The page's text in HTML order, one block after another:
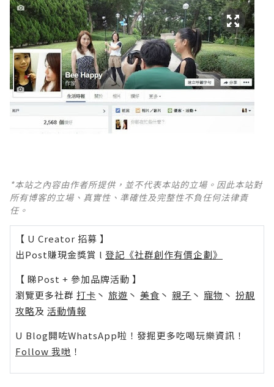
*本站之內容由作者所提供，並不代表本站的立場。因此本站對
所有博客的立場、真實性、準確性及完整性不負任何法律責
任。
【 U Creator 招募 】
出Post賺現金獎賞 l 登記《社群創作有價企劃》
【 睇Post + 參加品牌活動 】
瀏覽更多社群 打卡 丶 旅遊 丶 美食 丶 親子 丶 寵物 丶 扮靚
攻略及 活動情報
U Blog開咗WhatsApp啦！發掘更多吃喝玩樂資訊！
Follow 我哋 ！